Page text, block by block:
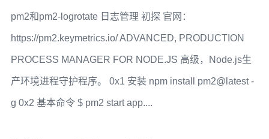
pm2和pm2-logrotate 日志管理 初探 官网：
https://pm2.keymetrics.io/ ADVANCED, PRODUCTION
PROCESS MANAGER FOR NODE.JS 高级，Node.js生
产环境进程守护程序。 0x1 安装 npm install pm2@latest -
g 0x2 基本命令 $ pm2 start app....